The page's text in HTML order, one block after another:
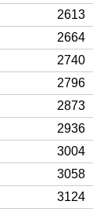
2613
2664
2740
2796
2873
2936
3004
3058
3124